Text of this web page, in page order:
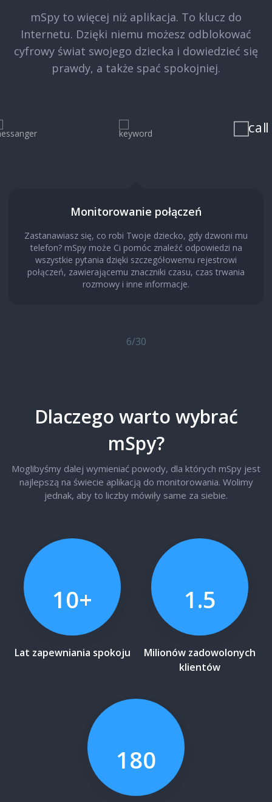
mSpy to więcej niż aplikacja. To klucz do
Internetu. Dzięki niemu możesz odblokować
cyfrowy świat swojego dziecka i dowiedzieć się
prawdy, a także spać spokojniej.
Monitorowanie połączeń
Zastanawiasz się, co robi Twoje dziecko, gdy dzwoni mu
telefon? mSpy może Ci pomóc znaleźć odpowiedzi na
wszystkie pytania dzięki szczegółowemu rejestrowi
połączeń, zawierającemu znaczniki czasu, czas trwania
rozmowy i inne informacje.
6/30
Dlaczego warto wybrać
mSpy?
Moglibyśmy dalej wymieniać powody, dla których mSpy jest
najlepszą na świecie aplikacją do monitorowania. Wolimy
jednak, aby to liczby mówiły same za siebie.
10+
Lat zapewniania spokoju
1.5
Milionów zadowolonych
klientów
180